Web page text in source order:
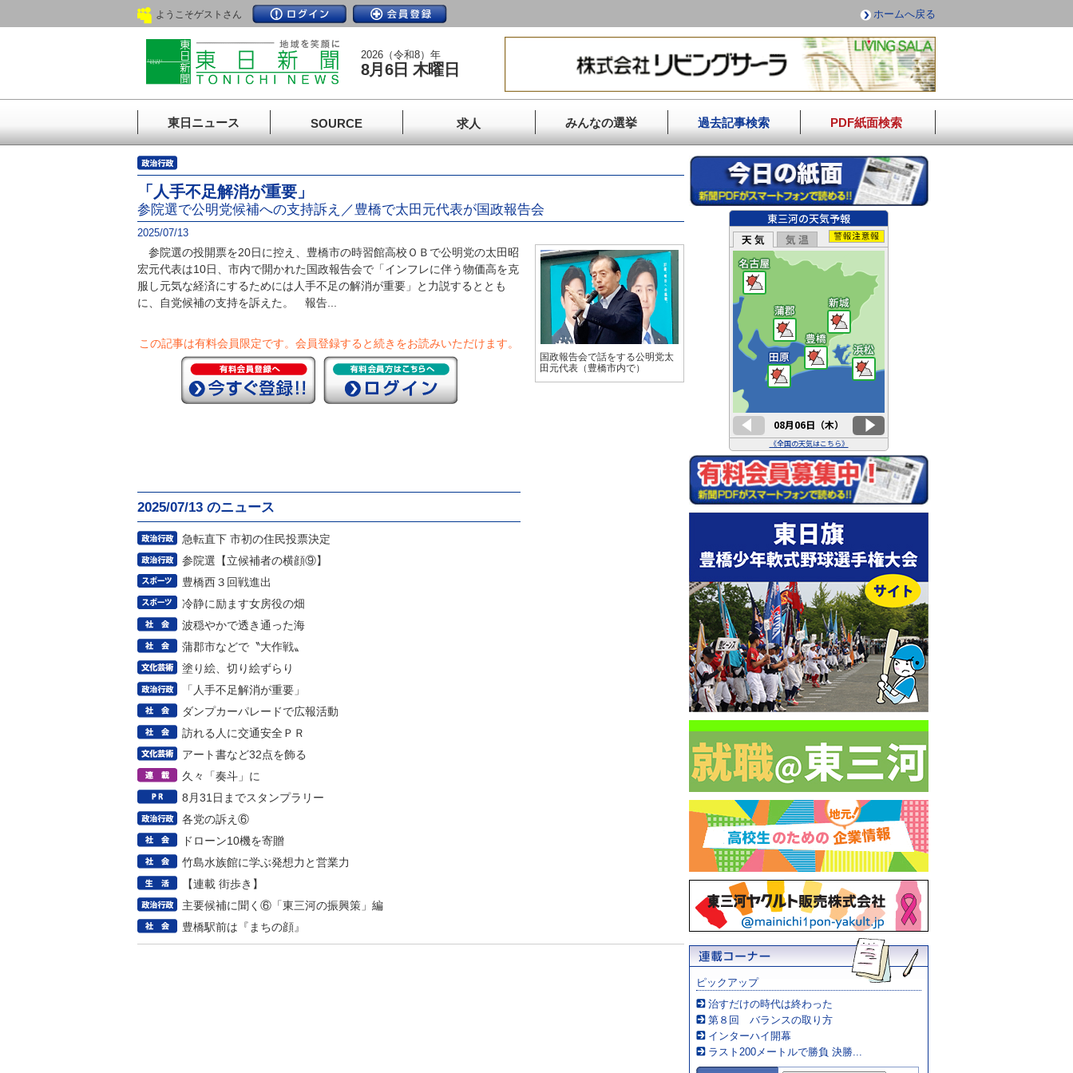
ようこそゲストさん ホームへ戻る
2026（令和8）年
8月6日 木曜日
東日ニュース SOURCE 求人 みんなの選挙 過去記事検索 PDF紙面検索
「人手不足解消が重要」
参院選で公明党候補への支持訴え／豊橋で太田元代表が国政報告会
2025/07/13
参院選の投開票を20日に控え、豊橋市の時習館高校ＯＢで公明党の太田昭
宏元代表は10日、市内で開かれた国政報告会で「インフレに伴う物価高を克
服し元気な経済にするためには人手不足の解消が重要」と力説するととも
に、自党候補の支持を訴えた。 報告...
この記事は有料会員限定です。 会員登録すると続きをお読みいただけます。
2025/07/13 のニュース
急転直下 市初の住民投票決定
参院選【立候補者の横顔⑨】
豊橋西３回戦進出
冷静に励ます女房役の畑
波穏やかで透き通った海
蒲郡市などで〝大作戦〟
塗り絵、切り絵ずらり
「人手不足解消が重要」
ダンプカーパレードで広報活動
訪れる人に交通安全ＰＲ
アート書など32点を飾る
久々「奏斗」に
8月31日までスタンプラリー
各党の訴え⑥
ドローン10機を寄贈
竹島水族館に学ぶ発想力と営業力
【連載 街歩き】
主要候補に聞く⑥「東三河の振興策」編
豊橋駅前は『まちの顔』
国政報告会で話をする公明党太
田元代表（豊橋市内で）
ピックアップ
治すだけの時代は終わった
第８回 バランスの取り方
インターハイ開幕
ラスト200メートルで勝負 決勝...